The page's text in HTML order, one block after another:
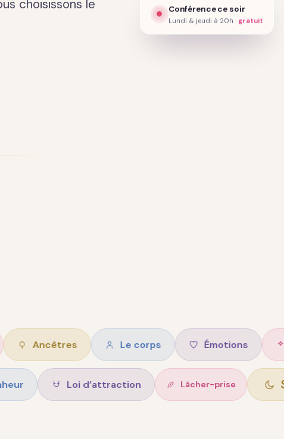
choisissons le
Conférence ce soir
Lundi & jeudi à 20h · gratuit
Le corps Émotions Intuition
Bonheur Loi d’attraction Lâcher-prise